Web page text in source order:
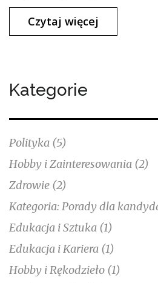
Czytaj więcej
Kategorie
Polityka (5)
Hobby i Zainteresowania (2)
Zdrowie (2)
Kategoria: Porady dla
Edukacja i Sztuka (1)
Edukacja i Kariera (1)
Hobby i Rękodzieło (1)